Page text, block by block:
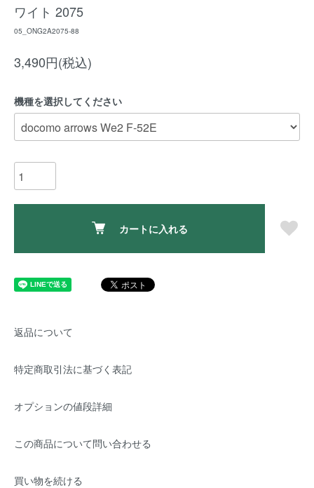
ワイト 2075
05_ONG2A2075-88
3,490円(税込)
機種を選択してください
カートに入れる
返品について
特定商取引法に基づく表記
オプションの値段詳細
この商品について問い合わせる
買い物を続ける